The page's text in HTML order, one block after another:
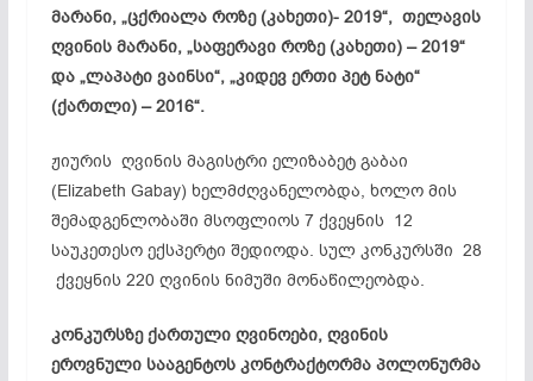
მარანი, „ცქრიალა როზე (კახეთი)- 2019“, თელავის
ღვინის მარანი, „საფერავი როზე (კახეთი) – 2019“
და „ლაპატი ვაინსი“, „კიდევ ერთი პეტ ნატი“
(ქართლი) – 2016“.
ჟიურის ღვინის მაგისტრი ელიზაბეტ გაბაი
(Elizabeth Gabay) ხელმძღვანელობდა, ხოლო მის
შემადგენლობაში მსოფლიოს 7 ქვეყნის 12
საუკეთესო ექსპერტი შედიოდა. სულ კონკურსში 28
ქვეყნის 220 ღვინის ნიმუში მონაწილეობდა.
კონკურსზე ქართული ღვინოები, ღვინის
ეროვნული სააგენტოს კონტრაქტორმა პოლონურმა